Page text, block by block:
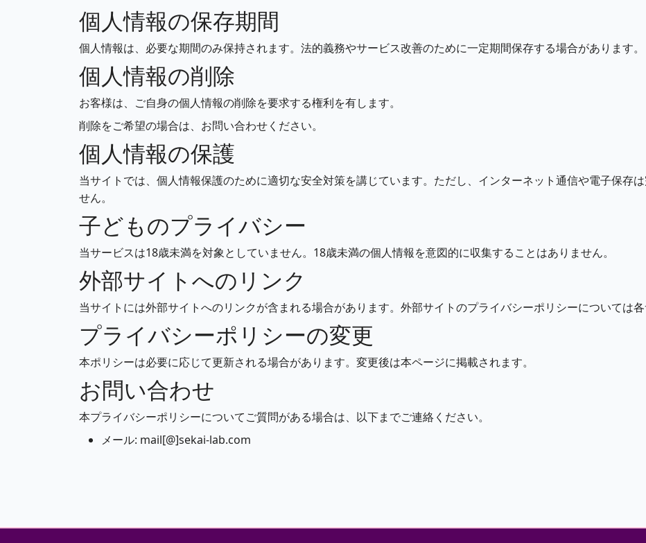
個人情報の保存期間
個人情報は、必要な期間のみ保持されます。法的義務やサービス改善のために一定期間保存する場合があります。
個人情報の削除
お客様は、ご自身の個人情報の削除を要求する権利を有します。
削除をご希望の場合は、お問い合わせください。
個人情報の保護
当サイトでは、個人情報保護のために適切な安全対策を講じています。ただし、インターネット通信や電子保存
せん。
子どものプライバシー
当サービスは18歳未満を対象としていません。18歳未満の個人情報を意図的に収集することはありません。
外部サイトへのリンク
当サイトには外部サイトへのリンクが含まれる場合があります。外部サイトのプライバシーポリシーについては各
プライバシーポリシーの変更
本ポリシーは必要に応じて更新される場合があります。変更後は本ページに掲載されます。
お問い合わせ
本プライバシーポリシーについてご質問がある場合は、以下までご連絡ください。
メール: mail[@]sekai-lab.com